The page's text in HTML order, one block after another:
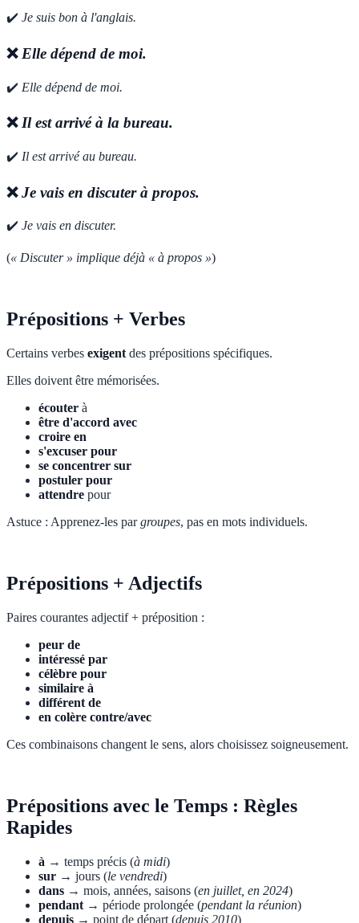
✔️ Je suis bon à l'anglais.
❌ Elle dépend de moi.
✔️ Elle dépend de moi.
❌Il est arrivé à la bureau.
✔️ Il est arrivé au bureau.
❌Je vais en discuter à propos.
✔️ Je vais en discuter.
(« Discuter » implique déjà « à propos »)
Prépositions + Verbes
Certains verbes exigent des prépositions spécifiques.
Elles doivent être mémorisées.
écouter à
être d'accord avec
croire en
s'excuser pour
se concentrer sur
postuler pour
attendre pour
Astuce : Apprenez-les pargroupes, pas en mots individuels.
Prépositions + Adjectifs
Paires courantes adjectif + préposition :
peur de
intéressé par
célèbre pour
similaire à
différent de
en colère contre/avec
Ces combinaisons changent le sens, alors choisissez soigneusement.
Prépositions avec le Temps : Règles
Rapides
à → temps précis (à midi)
sur → jours (le vendredi)
dans → mois, années, saisons (en juillet, en 2024)
pendant → période prolongée (pendant la réunion)
depuis → point de départ (depuis 2010)